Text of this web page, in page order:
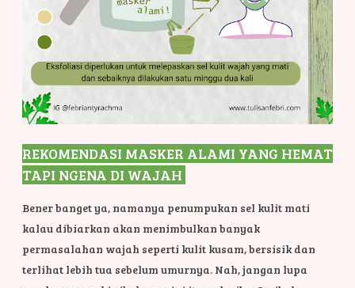
REKOMENDASI MASKER ALAMI YANG HEMAT
TAPI NGENA DI WAJAH
Bener banget ya, namanya penumpukan sel kulit mati
kalau dibiarkan akan menimbulkan banyak
permasalahan wajah seperti kulit kusam, bersisik dan
terlihat lebih tua sebelum umurnya. Nah, jangan lupa